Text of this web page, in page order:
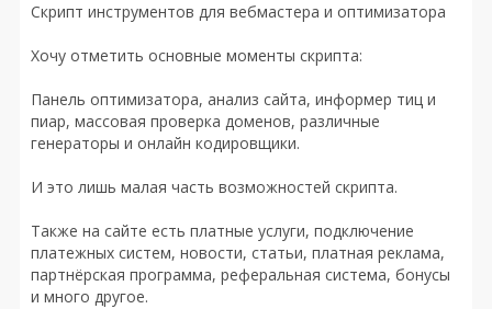
Скрипт инструментов для вебмастера и оптимизатора
Хочу отметить основные моменты скрипта:
Панель оптимизатора, анализ сайта, информер тиц и
пиар, массовая проверка доменов, различные
генераторы и онлайн кодировщики.
И это лишь малая часть возможностей скрипта.
Также на сайте есть платные услуги, подключение
платежных систем, новости, статьи, платная реклама,
партнёрская программа, реферальная система, бонусы
и много другое.